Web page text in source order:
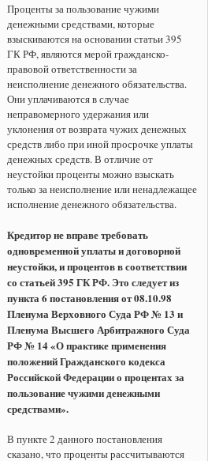
Проценты за пользование чужими
денежными средствами, которые
взыскиваются на основании статьи 395
ГК РФ, являются мерой гражданско-
правовой ответственности за
неисполнение денежного обязательства.
Они уплачиваются в случае
неправомерного удержания или
уклонения от возврата чужих денежных
средств либо при иной просрочке уплаты
денежных средств. В отличие от
неустойки проценты можно взыскать
только за неисполнение или ненадлежащее
исполнение денежного обязательства.
Кредитор не вправе требовать
одновременной уплаты и договорной
неустойки, и процентов в соответствии
со статьей 395 ГК РФ. Это следует из
пункта 6 постановления от 08.10.98
Пленума Верховного Суда РФ № 13 и
Пленума Высшего Арбитражного Суда
РФ № 14 «О практике применения
положений Гражданского кодекса
Российской Федерации о процентах за
пользование чужими денежными
средствами».
В пункте 2 данного постановления
сказано, что проценты рассчитываются